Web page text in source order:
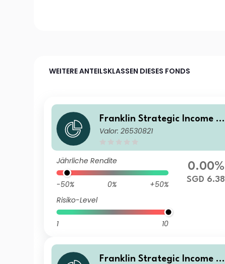
WEITERE ANTEILSKLASSEN DIESES FONDS
Franklin Strategic Income Fu
nd A(Mdis)SGD-H1
Valor: 26530821
Jährliche Rendite
-50% 0%
+50%
Risiko-Level
1 10
0.00%
SGD 6.38
Franklin Strategic Income Fu